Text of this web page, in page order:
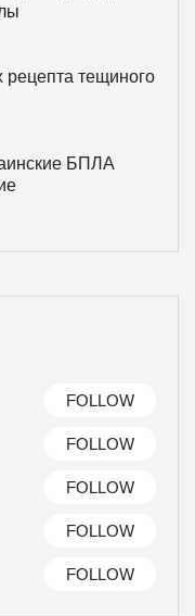
рецепта тещиного
БПЛА
FOLLOW
FOLLOW
FOLLOW
FOLLOW
FOLLOW